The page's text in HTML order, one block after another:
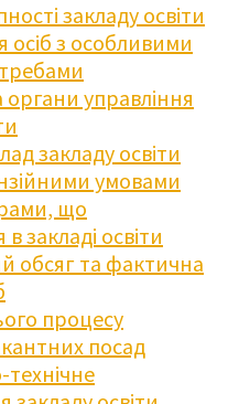
закладу освіти
осіб з особливими
органи управління
закладу освіти
умовами
що
закладі освіти
обсяг та фактична
процесу
посад